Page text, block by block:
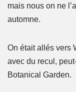
mais nous on ne
automne.
On était allés vers
avec du recul,
Botanical Garden.